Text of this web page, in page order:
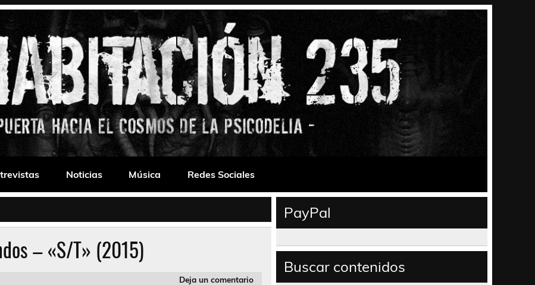
Noticias Música Redes Sociales
– «S/T» (2015)
Deja un comentario
PayPal
Buscar contenidos